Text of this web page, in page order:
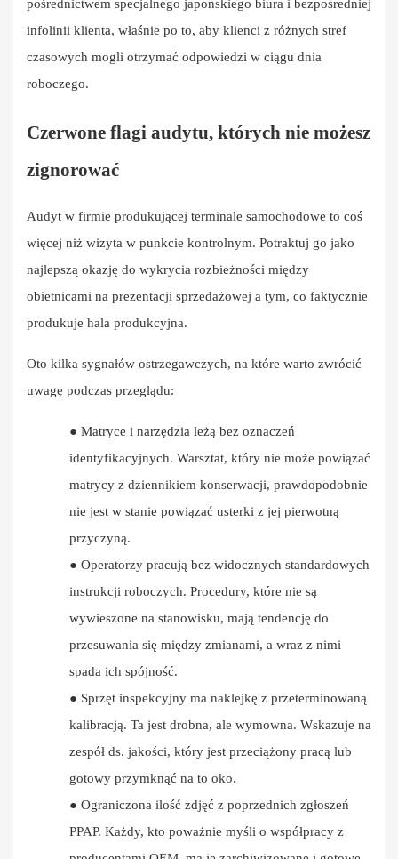
pośrednictwem specjalnego japońskiego biura i bezpośredniej
infolinii klienta, właśnie po to, aby klienci z różnych stref
czasowych mogli otrzymać odpowiedzi w ciągu dnia
roboczego.
Czerwone flagi audytu, których nie możesz
zignorować
Audyt w firmie produkującej terminale samochodowe to coś
więcej niż wizyta w punkcie kontrolnym. Potraktuj go jako
najlepszą okazję do wykrycia rozbieżności między
obietnicami na prezentacji sprzedażowej a tym, co faktycznie
produkuje hala produkcyjna.
Oto kilka sygnałów ostrzegawczych, na które warto zwrócić
uwagę podczas przeglądu:
● Matryce i narzędzia leżą bez oznaczeń
identyfikacyjnych. Warsztat, który nie może powiązać
matrycy z dziennikiem konserwacji, prawdopodobnie
nie jest w stanie powiązać usterki z jej pierwotną
przyczyną.
● Operatorzy pracują bez widocznych standardowych
instrukcji roboczych. Procedury, które nie są
wywieszone na stanowisku, mają tendencję do
przesuwania się między zmianami, a wraz z nimi
spada ich spójność.
● Sprzęt inspekcyjny ma naklejkę z przeterminowaną
kalibracją. Ta jest drobna, ale wymowna. Wskazuje na
zespół ds. jakości, który jest przeciążony pracą lub
gotowy przymknąć na to oko.
● Ograniczona ilość zdjęć z poprzednich zgłoszeń
PPAP. ​​Każdy, kto poważnie myśli o współpracy z